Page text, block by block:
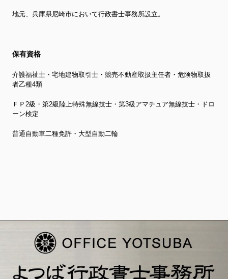
地元、兵庫県尼崎市において行政書士事務所設立。
保有資格
介護福祉士・宅地建物取引士・競売不動産取扱主任者・危険物取扱
者乙種4類
ＦＰ2級・第2級陸上特殊無線技士・第3級アマチュア無線技士・ドロ
ーン検定
普通自動車二種免許・大型自動二輪